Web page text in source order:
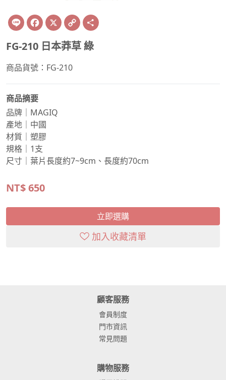
Line Facebook
X Copy
Link
FG-210 日本莽草 綠
商品貨號：FG-210
商品摘要
品牌｜MAGIQ
產地｜中國
材質｜塑膠
規格｜1支
尺寸｜葉片長度約7~9cm、長度約70cm
NT$650
立即選購
加入收藏清單
顧客服務
會員制度
門市資訊
常見問題
購物服務